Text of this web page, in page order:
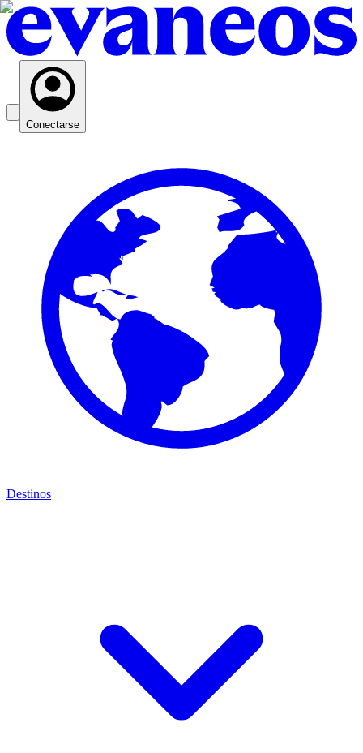
Conectarse
Destinos